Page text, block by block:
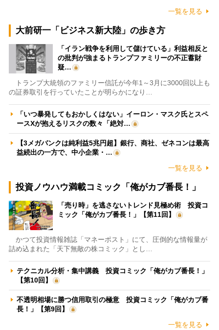
一覧を見る
大前研一「ビジネス新大陸」の歩き方
「イラン戦争を利用して儲けている」利益相反と
の批判が強まるトランプファミリーの不正蓄財
疑…
トランプ大統領のファミリー信託が今年1～3月に3000回以上も
の証券取引を行っていたことが明らかになり…
「いつ暴発してもおかしくはない」イーロン・マスク氏とスペ
ースXが抱えるリスクの数々「絶対…
【3メガバンクは純利益5兆円超】銀行、商社、ゼネコンは最高
益続出の一方で、中小企業・…
一覧を見る
投資ノウハウ満載コミック「俺がカブ番長！」
「売り時」を逃さないトレンド見極め術 投資コ
ミック「俺がカブ番長！」【第11回】
かつて投資情報雑誌「マネーポスト」にて、圧倒的な情報量が
詰め込まれた「天下無敵の株コミック」とし…
テクニカル分析・集中講義 投資コミック「俺がカブ番長！」
【第10回】
不透明相場に勝つ信用取引の極意 投資コミック「俺がカブ番
長！」【第9回】
一覧を見る